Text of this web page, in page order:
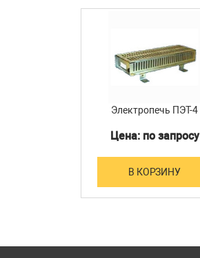
Электропечь ПЭТ-4
Цена: по запросу
В КОРЗИНУ